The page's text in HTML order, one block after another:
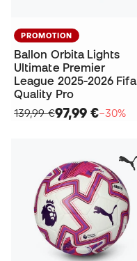
PROMOTION
Ballon Orbita Lights
Ultimate Premier
League 2025-2026 Fifa
Quality Pro
139,99 €97,99 €−30%